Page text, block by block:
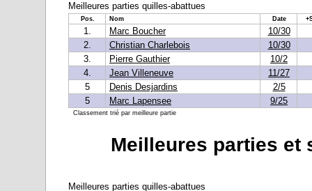
Meilleures parties quilles-abattues
Pos. Nom Date
1. Marc Boucher
10/30
2.
Christian Charlebois
10/30
3.
Pierre Gauthier
10/2
4.
Jean Villeneuve
11/27
5
Denis Desjardins
2/5
5
Marc Lapensee 9/25
Classement trié par meilleure partie
Meilleures parties et
Meilleures parties quilles-abattues